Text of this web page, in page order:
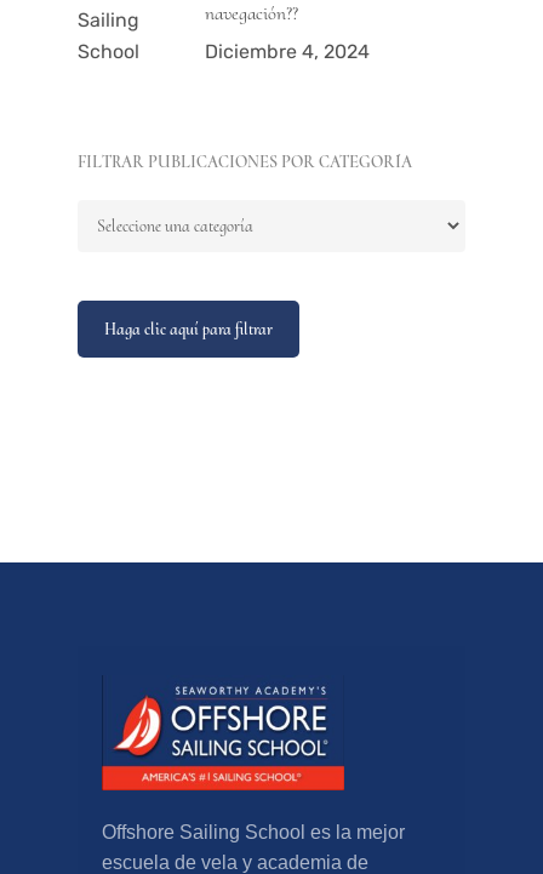
navegación??
Diciembre 4, 2024
FILTRAR PUBLICACIONES POR CATEGORÍA
Haga clic aquí para filtrar
Offshore Sailing School es la mejor
escuela de vela y academia de